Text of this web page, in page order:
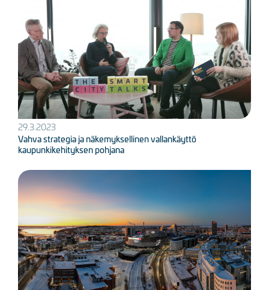
29.3.2023
Vahva strategia ja näkemyksellinen vallankäyttö
kaupunkikehityksen pohjana
Kuva